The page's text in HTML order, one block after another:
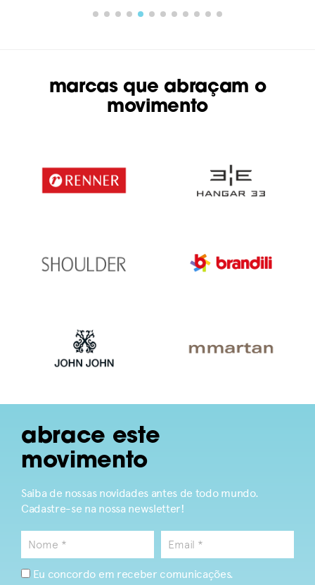
marcas que abraçam o
movimento
abrace este
movimento
Saiba de nossas novidades antes de todo mundo.
Cadastre-se na nossa newsletter!
Eu concordo em receber comunicações.